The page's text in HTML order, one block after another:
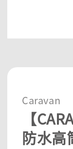
Caravan
【
防水高